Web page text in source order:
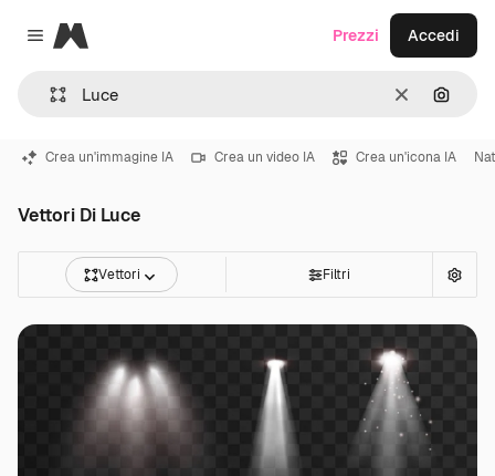
Close menu
Magnific
CancellaCerca
Prezzi Accedi
Crea un'immagine IA Crea un video IA Crea un'icona IA
Vettori Di Luce
Vettori Filtri